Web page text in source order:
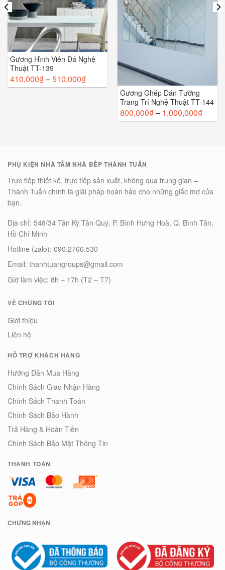
Gương Hình Viên Đá Nghệ
Thuật TT-139
410,000₫–510,000₫
Gương Ghép Dán Tường
Trang Trí Nghệ Thuật TT-144
800,000₫– 1,000,000₫
PHỤ KIỆN NHÀ TẮM NHÀ BẾP THÀNH TUẤN
Trực tiếp thiết kế, trực tiếp sản xuất, không qua trung gian –
Thành Tuấn chính là giải pháp hoàn hảo cho những giấc mơ của
bạn.
Địa chỉ: 548/34 Tân Kỳ Tân Quý, P. Bình Hưng Hoà, Q. Bình Tân,
Hồ Chí Minh
Hotline (zalo): 090.2766.530
Email: thanhtuangroups@gmail.com
Giờ làm việc: 8h – 17h (T2 – T7)
VỀ CHÚNG TÔI
Giới thiệu
Liên hệ
HỖ TRỢ KHÁCH HÀNG
Hướng Dẫn Mua Hàng
Chính Sách Giao Nhận Hàng
Chính Sách Thanh Toán
Chính Sách Bảo Hành
Trả Hàng & Hoàn Tiền
Chính Sách Bảo Mật Thông Tin
THANH TOÁN
CHỨNG NHẬN